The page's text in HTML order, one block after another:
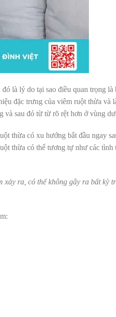
là lý do tại sao điều quan trọng là
đặc trưng của viêm ruột thừa và
và sau đó từ từ rõ rệt hơn ở vùng
thừa có xu hướng bắt đầu ngay
thừa có thể tương tự như các
ra, có thể không gây ra bất kỳ